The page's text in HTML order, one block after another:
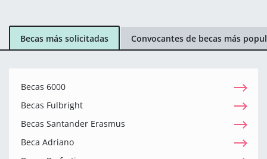
Becas más solicitadas Convocantes de becas más
Becas 6000
Becas Fulbright
Becas Santander Erasmus
Beca Adriano